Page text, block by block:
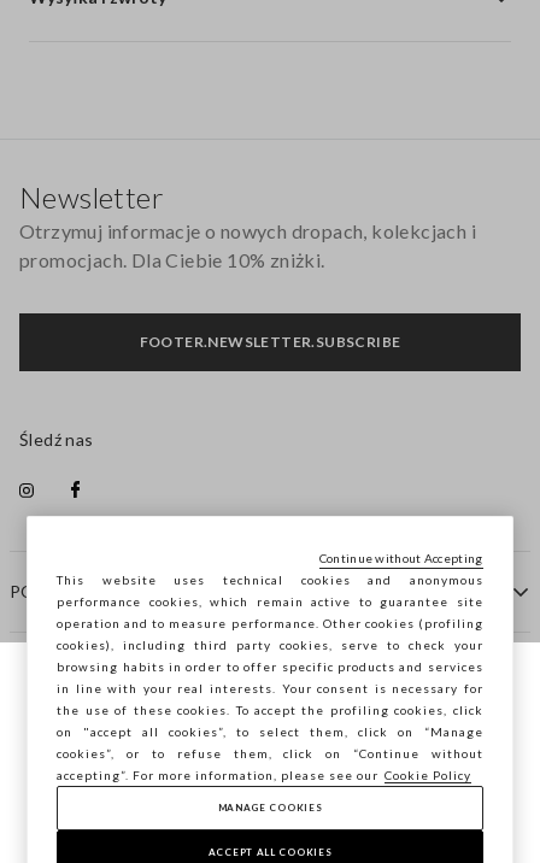
POMOC
FIRMA
KONTAKTY
Newsletter
Otrzymuj informacje o nowych dropach, kolekcjach i
promocjach. Dla Ciebie 10% zniżki.
FOOTER.NEWSLETTER.SUBSCRIBE
Śledź nas
Copyright © Ovs S.p.A. P.Iva 04240010274 - Cap. Soc.
290.923.470 -2.4.0
Przeglądasz STEFANEL Italia, chcesz
zapisać swoją lokalizację?
POTWIERDŹ
This website uses technical cookies and anonymous
performance cookies, which remain active to guarantee site
operation and to measure performance. Other cookies (profiling
cookies), including third party cookies, serve to check your
browsing habits in order to offer specific products and services
in line with your real interests. Your consent is necessary for
the use of these cookies. To accept the profiling cookies, click
on "accept all cookies”, to select them, click on “Manage
cookies”, or to refuse them, click on “Continue without
accepting”. For more information, please see our Cookie Policy
MANAGE COOKIES
ACCEPT ALL COOKIES
Continue without Accepting